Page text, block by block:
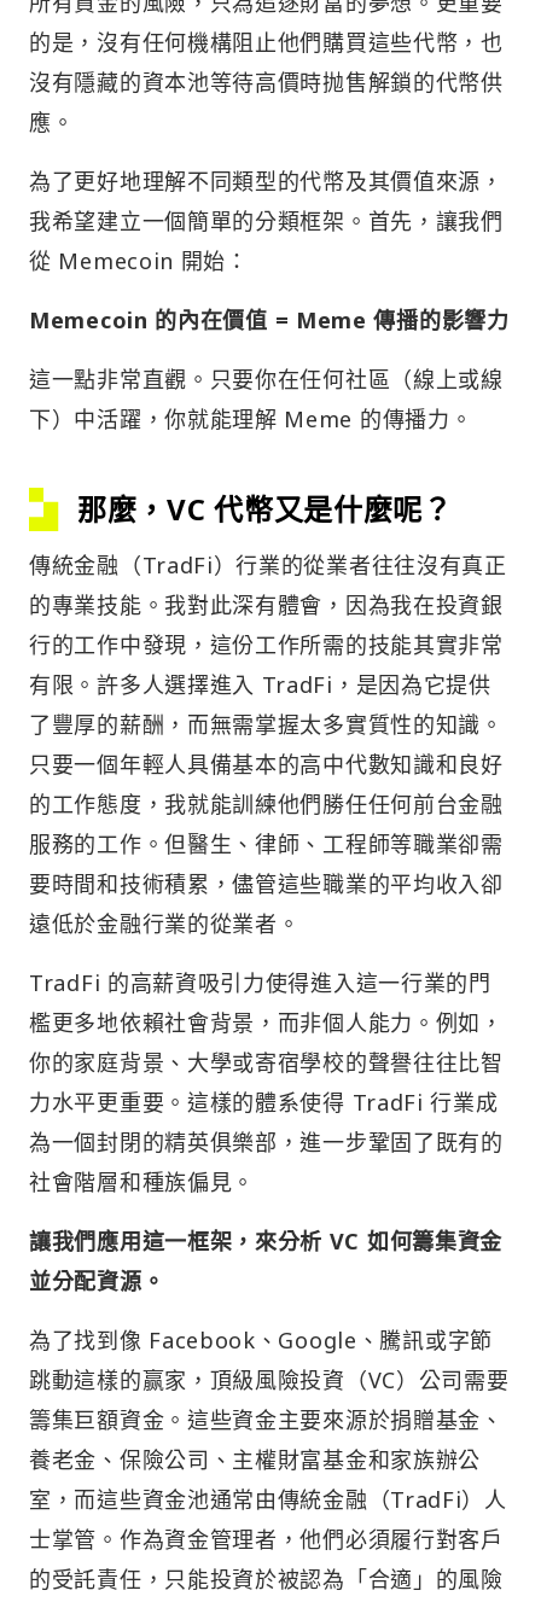
的是，沒有任何機構阻止他們購買這些代幣，也
沒有隱藏的資本池等待高價時抛售解鎖的代幣供
應。
為了更好地理解不同類型的代幣及其價值來源，
我希望建立一個簡單的分類框架。首先，讓我們
從 Memecoin 開始：
Memecoin 的內在價值 = Meme 傳播的影響力
這一點非常直觀。只要你在任何社區（線上或線
下）中活躍，你就能理解 Meme 的傳播力。
那麼，VC 代幣又是什麼呢？
傳統金融（TradFi）行業的從業者往往沒有真正
的專業技能。我對此深有體會，因為我在投資銀
行的工作中發現，這份工作所需的技能其實非常
有限。許多人選擇進入 TradFi，是因為它提供
了豐厚的薪酬，而無需掌握太多實質性的知識。
只要一個年輕人具備基本的高中代數知識和良好
的工作態度，我就能訓練他們勝任任何前台金融
服務的工作。但醫生、律師、工程師等職業卻需
要時間和技術積累，儘管這些職業的平均收入卻
遠低於金融行業的從業者。
TradFi 的高薪資吸引力使得進入這一行業的門
檻更多地依賴社會背景，而非個人能力。例如，
你的家庭背景、大學或寄宿學校的聲譽往往比智
力水平更重要。這樣的體系使得 TradFi 行業成
為一個封閉的精英俱樂部，進一步鞏固了既有的
社會階層和種族偏見。
讓我們應用這一框架，來分析 VC 如何籌集資金
並分配資源。
為了找到像 Facebook、Google、騰訊或字節
跳動這樣的赢家，頂級風險投資（VC）公司需要
籌集巨額資金。這些資金主要來源於捐贈基金、
養老金、保險公司、主權財富基金和家族辦公
室，而這些資金池通常由傳統金融（TradFi）人
士掌管。作為資金管理者，他們必須履行對客戶
的受託責任，只能投資於被認為「合適」的風險